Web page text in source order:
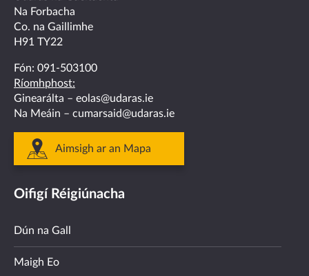
Na Forbacha
Co. na Gaillimhe
H91 TY22
Fón: 091-503100
Ríomhphost:
Ginearálta – eolas@udaras.ie
Na Meáin – cumarsaid@udaras.ie
Aimsigh ar an Mapa
Oifigí Réigiúnacha
Dún na Gall
Maigh Eo